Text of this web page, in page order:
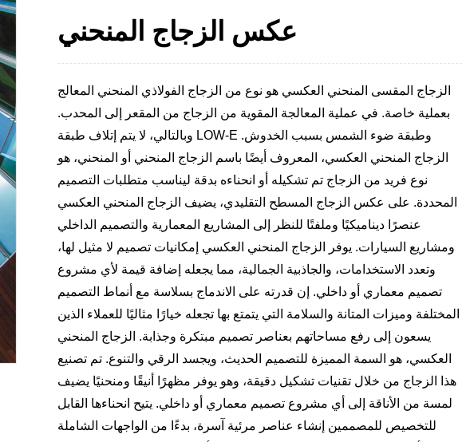
عكس الزجاج المنحني
الزجاج المقسى المنحني العكسي هو نوع من الزجاج الفولاذي المنحني المعالج
بعملية خاصة. في عملية المعالجة المقوية من الزجاج من المقعر إلى المحدب.
وبالتالي، لا يتم إتلاف طبقة LOW-E وطبقة ضوء الشمس بسبب الخدوش.
الزجاج المنحني العكسي، المعروف أيضًا باسم الزجاج المنحني أو المنحني، هو
نوع فريد من الزجاج تم تشكيله أو انحناءه بدقة ليناسب متطلبات التصميم
المحددة. على عكس الزجاج المسطح التقليدي، يضيف الزجاج المنحني العكسي
عنصرًا ديناميكيًا وملفتًا للنظر إلى المشاريع المعمارية والتصميم الداخلي
ومشاريع السيارات. يوفر الزجاج المنحني العكسي إمكانيات تصميم لا مثيل لها،
وتعدد الاستخدامات، والجاذبية الجمالية، مما يجعله إضافة قيمة لأي مشروع
تصميم معماري أو داخلي. إن قدرته على الاندماج بسلاسة مع أنماط التصميم
المختلفة وميزات المتانة والسلامة التي يتمتع بها تجعله خيارًا مثاليًا للعملاء الذين
يسعون إلى رفع مساحاتهم بعناصر تصميم مبتكرة وجذابة. الزجاج المنحني
العكسي، هو السمة المميزة للتصميم الحديث، ويجسد الرقي والتنوع. تم تصنيع
هذا الزجاج من خلال تقنيات تشكيل دقيقة، وهو يوفر مظهرًا أنيقًا ومنحنيًا يضيف
لمسة من الأناقة إلى أي مشروع تصميم معماري أو داخلي. يتيح انحناءها القابل
للتخصيص للمصممين إنشاء عناصر مرئية آسرة، بدءًا من الواجهات الشاملة